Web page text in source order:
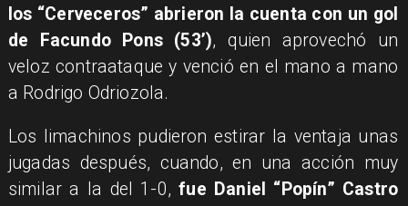
los “Cerveceros” abrieron la cuenta con un gol
de Facundo Pons (53’), quien aprovechó un
veloz contraataque y venció en el mano a mano
a Rodrigo Odriozola.
Los limachinos pudieron estirar la ventaja unas
jugadas después, cuando, en una acción muy
similar a la del 1-0,fue Daniel “Popín” Castro